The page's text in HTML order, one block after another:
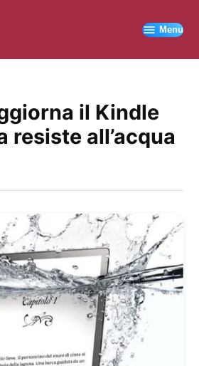
Menu
il Kindle
resiste all’acqua